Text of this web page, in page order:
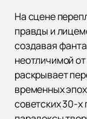
На сцене
правды и
создавая
неотличимой
раскрывает
временных
советских 30-х